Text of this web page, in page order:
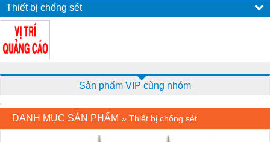
Thiết bị chống sét
Sản phẩm VIP cùng nhóm
DANH MỤC SẢN PHẨM » Thiết bị chống sét